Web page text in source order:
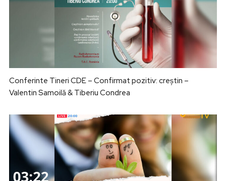
Conferinte Tineri CDE – Confirmat pozitiv: creștin –
Valentin Samoilă & Tiberiu Condrea